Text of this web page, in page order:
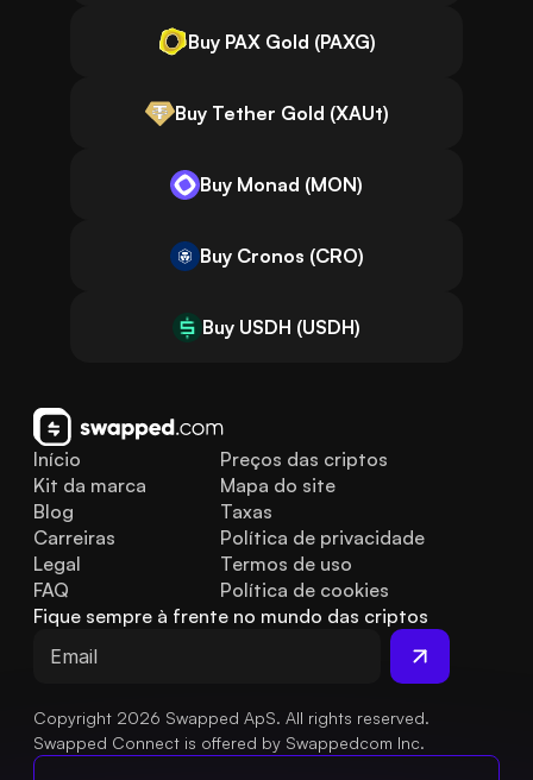
Buy PAX Gold (PAXG)
Buy Tether Gold (XAUt)
Buy Monad (MON)
Buy Cronos (CRO)
Buy USDH (USDH)
Início
Kit da marca
Blog
FAQ
Legal
Carreiras
Preços das criptos
Mapa do site
Taxas
Política de privacidade
Termos de uso
Política de cookies
Fique sempre à frente no mundo das criptos
Copyright 2026 Swapped ApS. All rights reserved.
Swapped Connect is offered by Swappedcom Inc.